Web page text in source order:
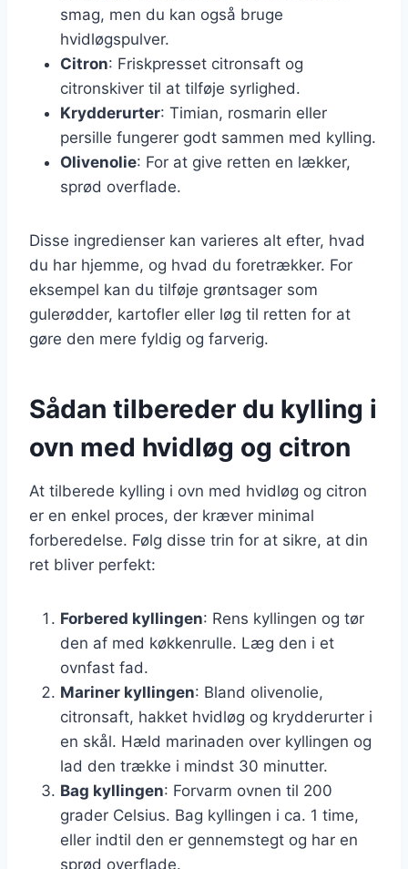
smag, men du kan også bruge
hvidløgspulver.
Citron: Friskpresset citronsaft og
citronskiver til at tilføje syrlighed.
Krydderurter: Timian, rosmarin eller
persille fungerer godt sammen med kylling.
Olivenolie: For at give retten en lækker,
sprød overflade.
Disse ingredienser kan varieres alt efter, hvad
du har hjemme, og hvad du foretrækker. For
eksempel kan du tilføje grøntsager som
gulerødder, kartofler eller løg til retten for at
gøre den mere fyldig og farverig.
Sådan tilbereder du kylling i
ovn med hvidløg og citron
At tilberede kylling i ovn med hvidløg og citron
er en enkel proces, der kræver minimal
forberedelse. Følg disse trin for at sikre, at din
ret bliver perfekt:
Forbered kyllingen: Rens kyllingen og tør
den af med køkkenrulle. Læg den i et
ovnfast fad.
Mariner kyllingen: Bland olivenolie,
citronsaft, hakket hvidløg og krydderurter i
en skål. Hæld marinaden over kyllingen og
lad den trække i mindst 30 minutter.
Bag kyllingen: Forvarm ovnen til 200
grader Celsius. Bag kyllingen i ca. 1 time,
eller indtil den er gennemstegt og har en
sprød overflade.